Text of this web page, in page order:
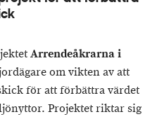
Arrendeåkrarna i
om vikten av att
för att förbättra värdet
Projektet riktar sig